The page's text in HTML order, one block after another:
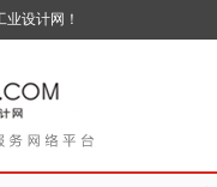
设计网！